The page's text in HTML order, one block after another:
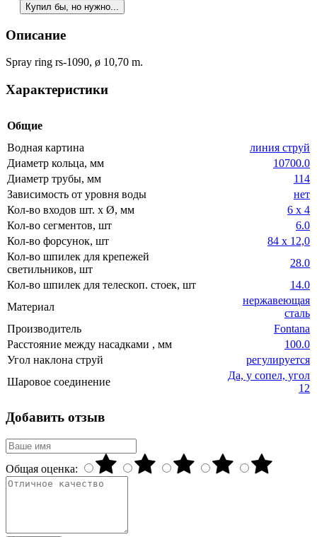
Купил бы, но нужно...
Описание
Spray ring rs-1090, ø 10,70 m.
Характеристики
Общие
Водная картина
линия струй
Диаметр кольца, мм
10700.0
Диаметр трубы, мм
114
Зависимость от уровня воды
нет
Кол-во входов шт. x Ø, мм
6 х 4
Кол-во сегментов, шт
6.0
Кол-во форсунок, шт
84 х 12,0
Кол-во шпилек для крепежей
светильников, шт
28.0
Кол-во шпилек для телескоп. стоек, шт
14.0
Материал
нержавеющая
сталь
Производитель
Fontana
Расстояние между насадками , мм
100.0
Угол наклона струй
регулируется
Шаровое соединение
Да, у сопел, угол
12
Добавить отзыв
Общая оценка: